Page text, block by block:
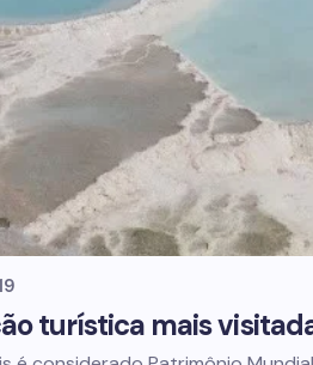
turística mais